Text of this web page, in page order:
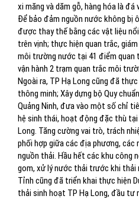
xi măng và dăm gỗ, hàng hóa là đá
Để bảo đảm nguồn nước không bị
được thay thế bằng các vật liệu
trên vịnh; thực hiện quan trắc,
môi trường nước tại 41 điểm
vận hành 2 trạm quan trắc môi
Ngoài ra, TP Hạ Long cũng đã
thông minh; Xây dựng bộ Quy
Quảng Ninh, đưa vào một số chỉ
hệ sinh thái, hoạt động đặc thù tại
Long. Tăng cường vai trò, trách
phối hợp giữa các địa phương, các
nguồn thải. Hầu hết các khu công
gom, xử lý nước thải trước khi thải
Tỉnh cũng đã triển khai thực hiện
thải sinh hoạt TP Hạ Long, đầu tư